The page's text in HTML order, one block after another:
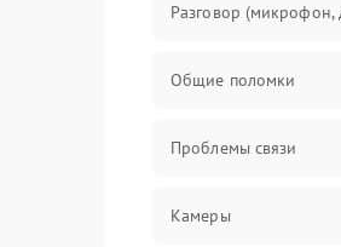
Разговор (микрофон,
Общие поломки
Проблемы связи
Камеры